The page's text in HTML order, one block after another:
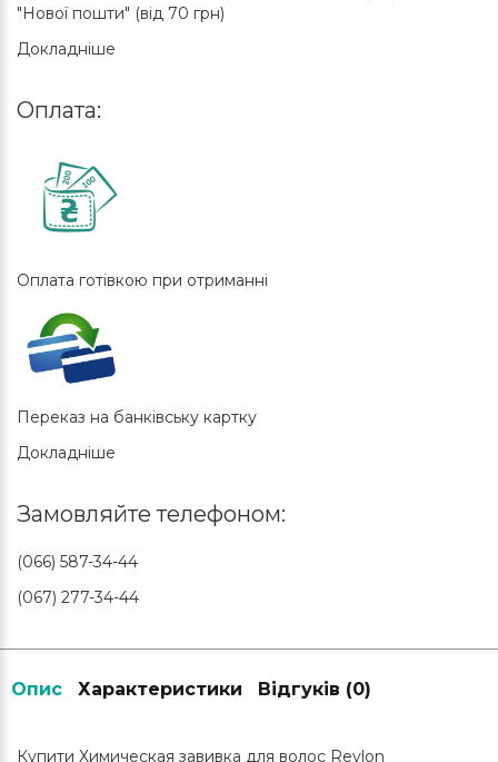
"Нової пошти" (від 70 грн)
Докладніше
Оплата:
Оплата готівкою при отриманні
Переказ на банківську картку
Докладніше
Замовляйте телефоном:
(066) 587-34-44
(067) 277-34-44
Опис Характеристики Відгуків (0)
Купити Химическая завивка для волос Revlon